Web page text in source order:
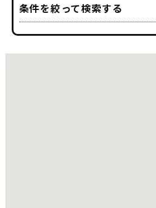
条件を絞って検索する